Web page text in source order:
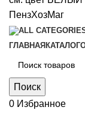
ГЛАВНАЯ КАТАЛОГ
Поиск
0 Избранное